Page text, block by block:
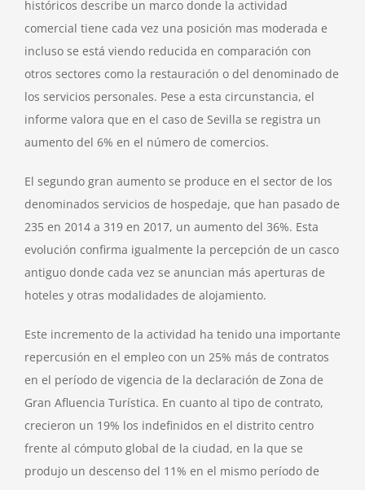
históricos describe un marco donde la actividad
comercial tiene cada vez una posición mas moderada e
incluso se está viendo reducida en comparación con
otros sectores como la restauración o del denominado de
los servicios personales. Pese a esta circunstancia, el
informe valora que en el caso de Sevilla se registra un
aumento del 6% en el número de comercios.
El segundo gran aumento se produce en el sector de los
denominados servicios de hospedaje, que han pasado de
235 en 2014 a 319 en 2017, un aumento del 36%. Esta
evolución confirma igualmente la percepción de un casco
antiguo donde cada vez se anuncian más aperturas de
hoteles y otras modalidades de alojamiento.
Este incremento de la actividad ha tenido una importante
repercusión en el empleo con un 25% más de contratos
en el período de vigencia de la declaración de Zona de
Gran Afluencia Turística. En cuanto al tipo de contrato,
crecieron un 19% los indefinidos en el distrito centro
frente al cómputo global de la ciudad, en la que se
produjo un descenso del 11% en el mismo período de